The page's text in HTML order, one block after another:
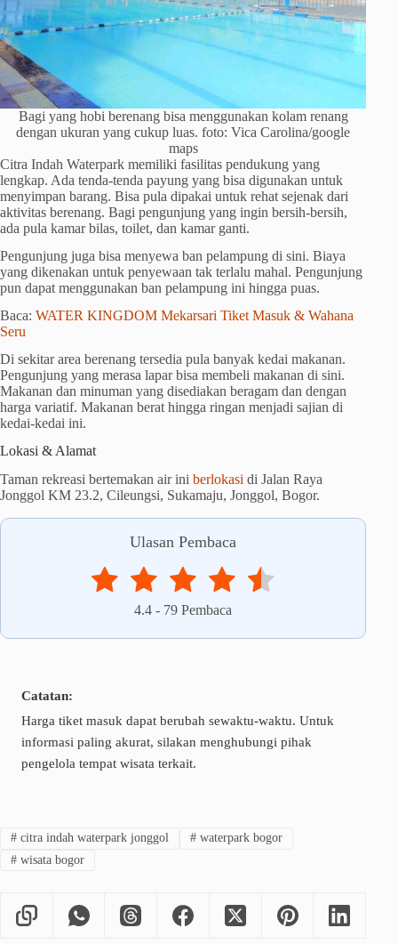
Bagi yang hobi berenang bisa menggunakan kolam renang
dengan ukuran yang cukup luas. foto: Vica Carolina/google
maps
Citra Indah Waterpark memiliki fasilitas pendukung yang
lengkap. Ada tenda-tenda payung yang bisa digunakan untuk
menyimpan barang. Bisa pula dipakai untuk rehat sejenak dari
aktivitas berenang. Bagi pengunjung yang ingin bersih-bersih,
ada pula kamar bilas, toilet, dan kamar ganti.
Pengunjung juga bisa menyewa ban pelampung di sini. Biaya
yang dikenakan untuk penyewaan tak terlalu mahal. Pengunjung
pun dapat menggunakan ban pelampung ini hingga puas.
Baca: WATER KINGDOM Mekarsari Tiket Masuk & Wahana
Seru
Di sekitar area berenang tersedia pula banyak kedai makanan.
Pengunjung yang merasa lapar bisa membeli makanan di sini.
Makanan dan minuman yang disediakan beragam dan dengan
harga variatif. Makanan berat hingga ringan menjadi sajian di
kedai-kedai ini.
Lokasi & Alamat
Taman rekreasi bertemakan air ini berlokasi di Jalan Raya
Jonggol KM 23.2, Cileungsi, Sukamaju, Jonggol, Bogor.
Ulasan Pembaca
4.4 - 79 Pembaca
Catatan:
Harga tiket masuk dapat berubah sewaktu-waktu. Untuk
informasi paling akurat, silakan menghubungi pihak
pengelola tempat wisata terkait.
#citra indah waterpark jonggol #waterpark bogor
#wisata bogor